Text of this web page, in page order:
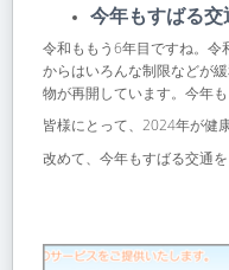
今年もすばる
令和ももう6年目ですね。令
からはいろんな制限などが
物が再開しています。今年
皆様にとって、2024年が健
改めて、今年もすばる交通